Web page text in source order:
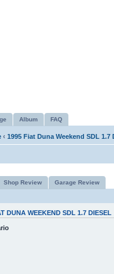
Album FAQ
‹ 1995 Fiat Duna Weekend SDL 1.7
Shop Review Garage Review
DUNA WEEKEND SDL 1.7 DIESEL